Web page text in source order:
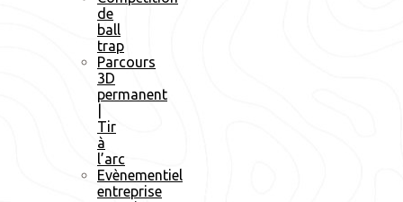
de
ball
trap
Parcours
3D
permanent
Tir
à
l’arc
Evènementiel
entreprise